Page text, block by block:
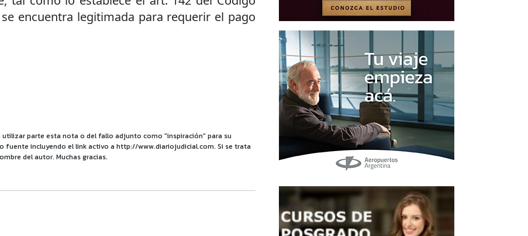
encuentra legitimada para requerir el pago
utilizar parte esta nota o del fallo adjunto como "inspiración" para su
fuente incluyendo el link activo a http://www.diariojudicial.com. Si se trata
del autor. Muchas gracias.